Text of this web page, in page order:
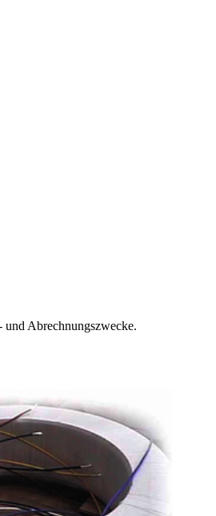
und Abrechnungszwecke.